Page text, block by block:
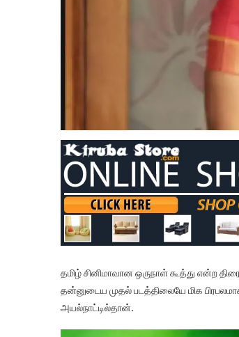
தமிழ் சினிமாவான ஒருநாள் கூத்து என்ற
தன்னுடைய முதல் படத்திலையே மிக
அயல்நாட்டில்தான்.